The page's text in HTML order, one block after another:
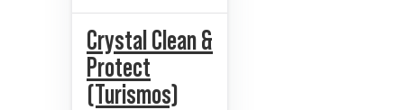
Crystal Clean &
Protect
(Turismos)